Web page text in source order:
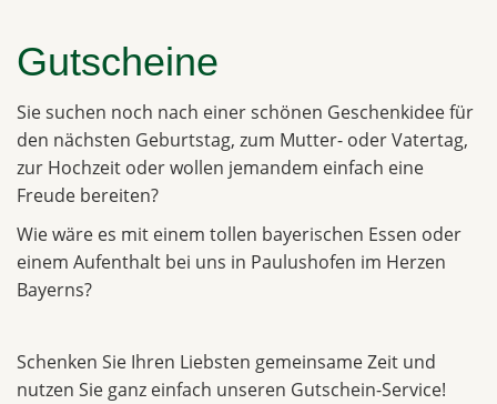
Gutscheine
Sie suchen noch nach einer schönen Geschenkidee für
den nächsten Geburtstag, zum Mutter- oder Vatertag,
zur Hochzeit oder wollen jemandem einfach eine
Freude bereiten?
Wie wäre es mit einem tollen bayerischen Essen oder
einem Aufenthalt bei uns in Paulushofen im Herzen
Bayerns?
Schenken Sie Ihren Liebsten gemeinsame Zeit und
nutzen Sie ganz einfach unseren Gutschein-Service!